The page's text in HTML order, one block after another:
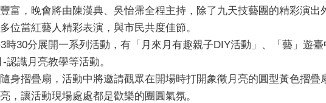
富，晚會將由陳漢典、吳怡霈全程主持，除了九天技藝團的精彩演出
位當紅藝人精彩表演，與市民共度佳節。
30分展開一系列活動，有「月來月有趣親子DIY活動」、「藝」遊
識月亮教學等活動。
身摺疊扇，活動中將邀請觀眾在開場時打開象徵月亮的圓型黃色摺疊
，讓活動現場處處都是歡樂的團圓氣氛。